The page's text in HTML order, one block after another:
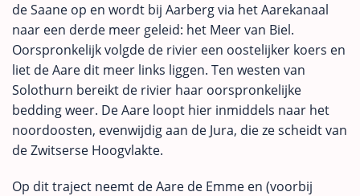
de Saane op en wordt bij Aarberg via het Aarekanaal
naar een derde meer geleid: het Meer van Biel.
Oorspronkelijk volgde de rivier een oostelijker koers en
liet de Aare dit meer links liggen. Ten westen van
Solothurn bereikt de rivier haar oorspronkelijke
bedding weer. De Aare loopt hier inmiddels naar het
noordoosten, evenwijdig aan de Jura, die ze scheidt van
de Zwitserse Hoogvlakte.
Op dit traject neemt de Aare de Emme en (voorbij